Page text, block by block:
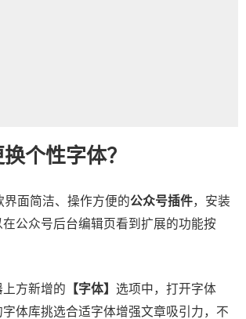
个性字体？
界面简洁、操作方便的公众号插件，安装
公众号后台编辑页看到扩展的功能按
方新增的 【字体】 选项中，打开字体
体库挑选合适字体增强文章吸引力，不